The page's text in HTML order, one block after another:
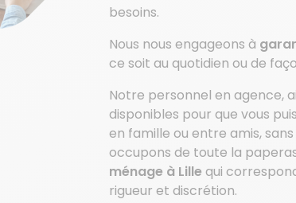
besoins.
Nous nous engageons à
ce soit au quotidien ou de
Notre personnel en agence,
disponibles pour que vous
en famille ou entre amis,
occupons de toute la
ménage à Lille qui
rigueur et discrétion.